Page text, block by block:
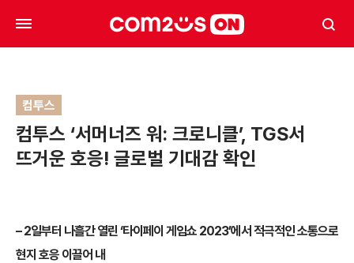
컴투스
컴투스 ‘서머너즈 워: 크로니클’, TGS서
뜨거운 호응! 글로벌 기대감 확인
– 2일부터 나흘간 열린 ‘타이페이 게임쇼 2023’에서 적극적인 소통으로
현지 호응 이끌어 내